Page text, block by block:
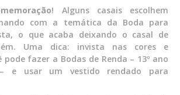
! Alguns casais escolhem
com a temática da Boda para
o que acaba deixando o casal de
Uma dica: invista nas cores e
fazer a Bodas de Renda – 13º ano
e usar um vestido rendado para